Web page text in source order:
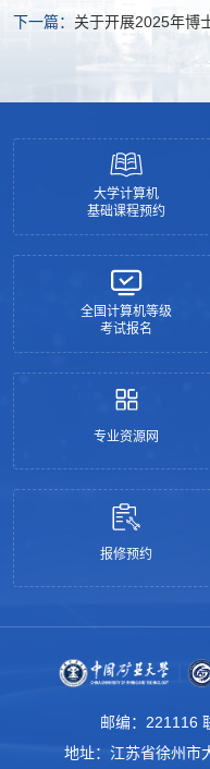
提醒及值班安排
下一篇： 关于开展2025年博
大学计算机
基础课程预约
全国计算机等级
考试报名
专业资源网
报修预约
邮编：221116
地址：江苏省徐州市